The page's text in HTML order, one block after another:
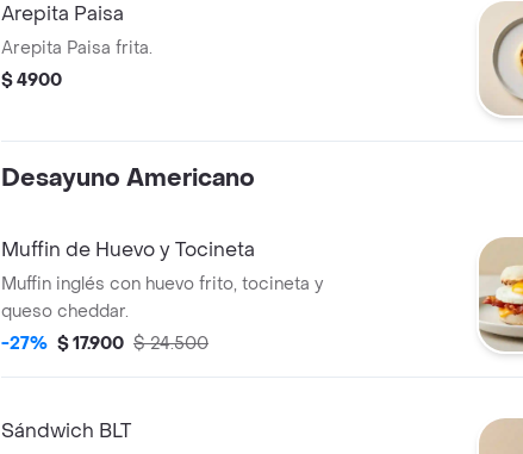
Arepita Paisa
Arepita Paisa frita.
$ 4900
Desayuno Americano
Muffin de Huevo y Tocineta
Muffin inglés con huevo frito, tocineta y
queso cheddar.
-27% $ 17.900 $ 24.500
Sándwich BLT